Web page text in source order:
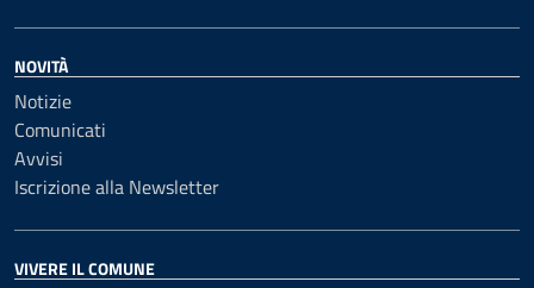
NOVITÀ
Notizie
Comunicati
Avvisi
Iscrizione alla Newsletter
VIVERE IL COMUNE